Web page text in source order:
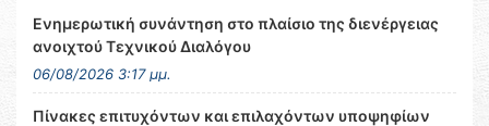
Ενημερωτική συνάντηση στο πλαίσιο της διενέργειας
ανοιχτού Τεχνικού Διαλόγου
06/08/2026 3:17 μμ.
Πίνακες επιτυχόντων και επιλαχόντων υποψηφίων